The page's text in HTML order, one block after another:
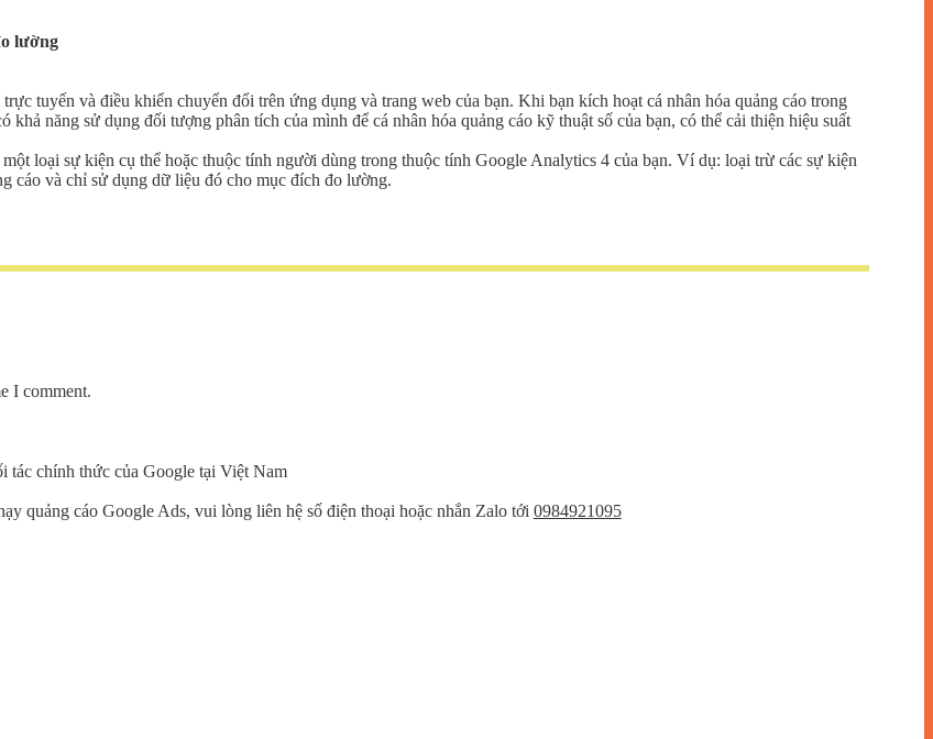
lường
tuyến và điều khiển chuyển đổi trên ứng dụng và trang web của bạn. Khi bạn kích hoạt cá nhân hóa quảng cáo trong
năng sử dụng đối tượng phân tích của mình để cá nhân hóa quảng cáo kỹ thuật số của bạn, có thể cải thiện hiệu suất
loại sự kiện cụ thể hoặc thuộc tính người dùng trong thuộc tính Google Analytics 4 của bạn. Ví dụ: loại trừ các sự kiện
cáo và chỉ sử dụng dữ liệu đó cho mục đích đo lường.
I comment.
tác chính thức của Google tại Việt Nam
quảng cáo Google Ads, vui lòng liên hệ số điện thoại hoặc nhắn Zalo tới 0984921095